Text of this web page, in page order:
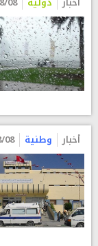
أخبار وطنية